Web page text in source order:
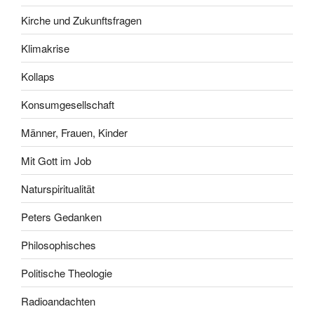
Kirche und Zukunftsfragen
Klimakrise
Kollaps
Konsumgesellschaft
Männer, Frauen, Kinder
Mit Gott im Job
Naturspiritualität
Peters Gedanken
Philosophisches
Politische Theologie
Radioandachten